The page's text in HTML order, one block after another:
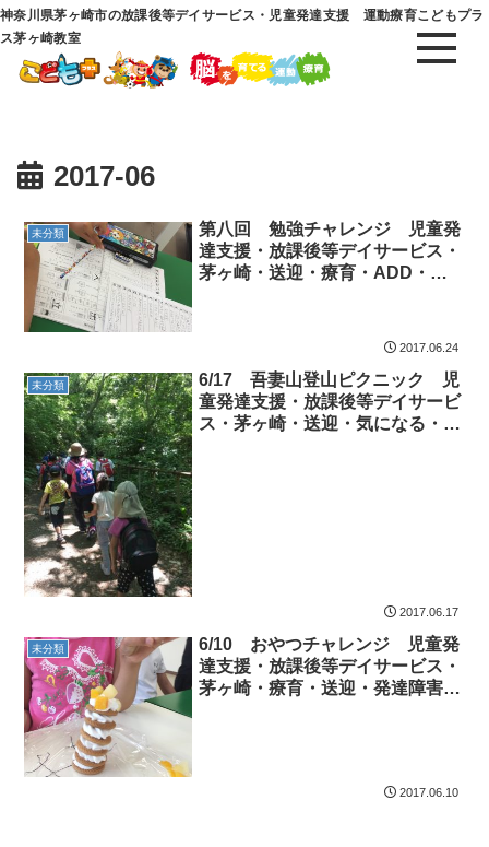
神奈川県茅ヶ崎市の放課後等デイサービス・児童発達支援 運動療育こどもプラ
ス茅ヶ崎教室
2017-06
未分類
第八回 勉強チャレンジ 児童発
達支援・放課後等デイサービス・
茅ヶ崎・送迎・療育・ADD・
2017.06.24
未分類
6/17 吾妻山登山ピクニック 児
童発達支援・放課後等デイサービ
ス・茅ヶ崎・送迎・気になる・療
2017.06.17
未分類
6/10 おやつチャレンジ 児童発
達支援・放課後等デイサービス・
茅ヶ崎・療育・送迎・発達障害・
2017.06.10